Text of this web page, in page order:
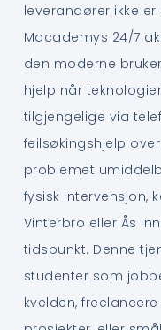
leverandører ikke
Macademys 24/7
den moderne
hjelp når
tilgjengelige via
feilsøkingshjelp
problemet
fysisk intervensjon,
Vinterbro eller Ås
tidspunkt. Denne
studenter som
kvelden,